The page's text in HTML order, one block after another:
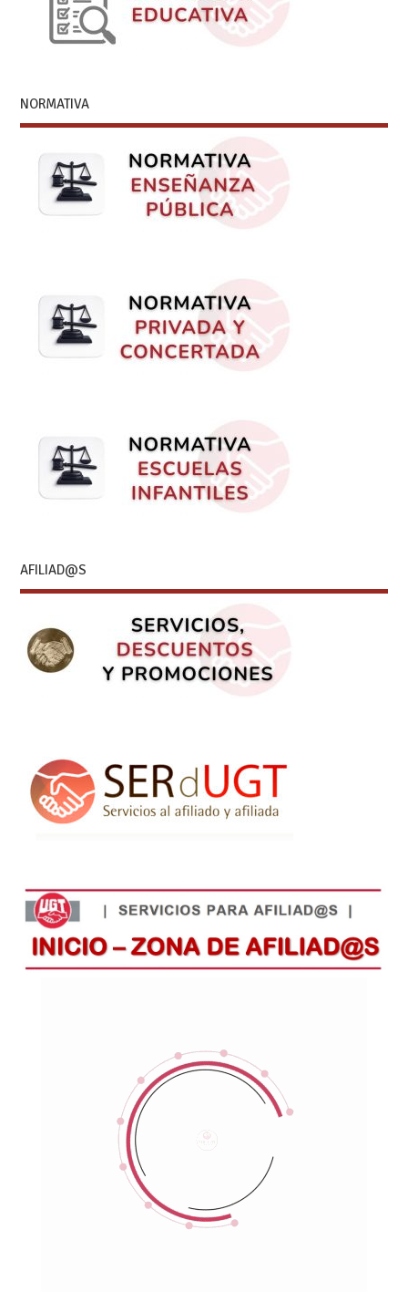
NORMATIVA
AFILIAD@S